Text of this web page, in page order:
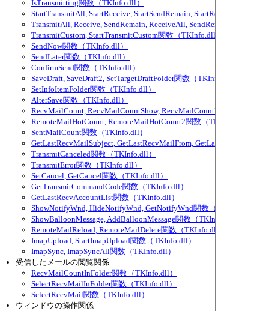
IsTransmitting関数（TKInfo.dll）
StartTransmitAll, StartReceive, StartSendRemain, StartReceiveAll,
TransmitAll, Receive, SendRemain, ReceiveAll, SendRemainAll関数
TransmitCustom, StartTransmitCustom関数（TKInfo.dll）
SendNow関数（TKInfo.dll）
SendLater関数（TKInfo.dll）
ConfirmSend関数（TKInfo.dll）
SaveDraft, SaveDraft2, SetTargetDraftFolder関数（TKInfo.dll）
SetInfoItemFolder関数（TKInfo.dll）
AlterSave関数（TKInfo.dll）
RecvMailCount, RecvMailCountShow, RecvMailCountExcludePartial
RemoteMailHotCount, RemoteMailHotCount2関数（TKInfo.dll）
SentMailCount関数（TKInfo.dll）
GetLastRecvMailSubject, GetLastRecvMailFrom,
TransmitCanceled関数（TKInfo.dll）
TransmitError関数（TKInfo.dll）
SetCancel, GetCancel関数（TKInfo.dll）
GetTransmitCommandCode関数（TKInfo.dll）
GetLastRecvAccountList関数（TKInfo.dll）
ShowNotifyWnd, HideNotifyWnd, GetNotifyWnd関数（TKInfo.dll）
ShowBalloonMessage, AddBalloonMessage関数（TKInfo.dll）
RemoteMailReload, RemoteMailDelete関数（TKInfo.dll）
ImapUpload, StartImapUpload関数（TKInfo.dll）
ImapSync, ImapSyncAll関数（TKInfo.dll）
受信したメールの閲覧関係
RecvMailCountInFolder関数（TKInfo.dll）
SelectRecvMailInFolder関数（TKInfo.dll）
SelectRecvMail関数（TKInfo.dll）
ウィンドウの操作関係